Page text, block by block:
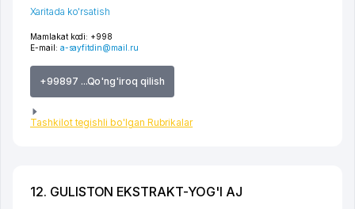
Mamlakat kodi: +998
E-mail: a-sayfitdin@mail.ru
+99897 ...Qo'ng'iroq qilish
Tashkilot tegishli bo'lgan Rubrikalar
Xaritada ko'rsatish
12. GULISTON EKSTRAKT-YOG'I AJ